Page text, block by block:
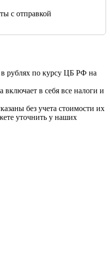
с отправкой
рублях по курсу ЦБ РФ на
включает в себя все налоги и
без учета стоимости их
уточнить у наших